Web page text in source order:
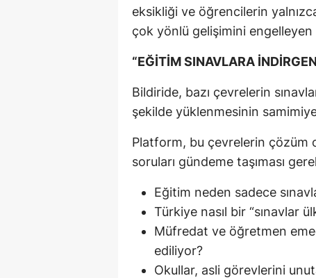
eksikliği ve öğrencilerin
çok yönlü gelişimini engelleyen
“EĞİTİM SINAVLARA
Bildiride, bazı çevrelerin
şekilde yüklenmesinin
Platform, bu çevrelerin çözüm
soruları gündeme taşıması
Eğitim neden sadece
Türkiye nasıl bir “sınavlar
Müfredat ve öğretmen
ediliyor?
Okullar, asli görevlerini